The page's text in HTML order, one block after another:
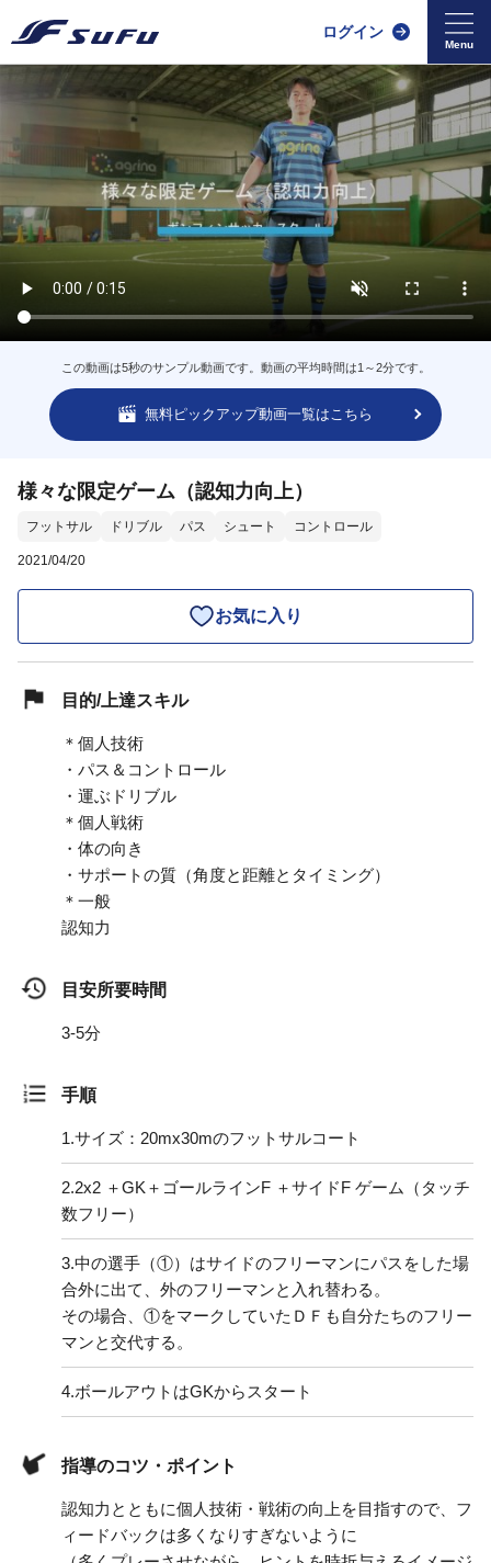
ログイン
この動画は5秒のサンプル動画です。動画の平均時間は1～2分です。
無料ピックアップ動画一覧はこちら
様々な限定ゲーム（認知力向上）
フットサル ドリブル パス シュート コントロール
2021/04/20
お気に入り
目的/上達スキル
＊個人技術
・パス＆コントロール
・運ぶドリブル
＊個人戦術
・体の向き
・サポートの質（角度と距離とタイミング）
＊一般
認知力
目安所要時間
3-5分
手順
1.サイズ：20mx30mのフットサルコート
2.2x2 ＋GK＋ゴールラインF ＋サイドF ゲーム（タッチ
数フリー）
3.中の選手（①）はサイドのフリーマンにパスをした場
合外に出て、外のフリーマンと入れ替わる。
その場合、①をマークしていたＤＦも自分たちのフリー
マンと交代する。
4.ボールアウトはGKからスタート
指導のコツ・ポイント
認知力とともに個人技術・戦術の向上を目指すので、フ
ィードバックは多くなりすぎないように